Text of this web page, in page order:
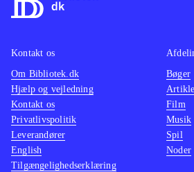
nedlægge stribevis af
Kongs kaotiske mylder er
flot.
Andre sandbox-spil er GTA-
western-spillet Red dead
En meget populær genre
.
Alt i alt et glimrende spil, som
Kontakt os
Om Bibliotek.dk
Hjælp og vejledning
Kontakt os
Privatlivspolitik
Leverandører
English
Tilgængelighedserklæring
Bøger
Film
Musik
Spil
Noder